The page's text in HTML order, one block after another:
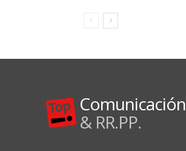
Comunicación
& RR.PP.